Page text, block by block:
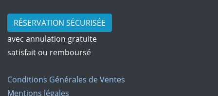
RÉSERVATION SÉCURISÉE
avec annulation gratuite
satisfait ou remboursé
Conditions Générales de Ventes
Mentions légales